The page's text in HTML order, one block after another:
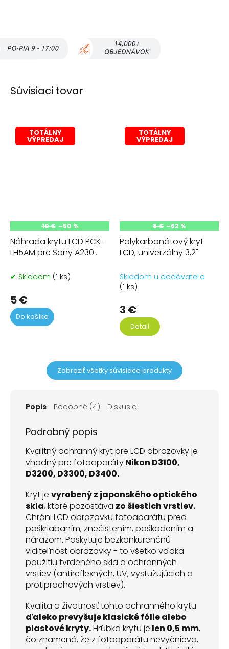
Súvisiaci tovar
TOTÁLNY
VÝPREDAJ
10 € –50 %
Náhrada krytu LCD PCK-
LH5AM pre Sony A230
✔ Skladom (1 ks)
5 €
Do košíka
TOTÁLNY
VÝPREDAJ
8 € –62 %
Polykarbonátový kryt
LCD, univerzálny 3,2"
Skladom u dodávateľa
(1 ks)
3 €
Detail
Zobraziť všetky súvisiace produkty
Popis Podobné (4) Diskusia
Podrobný popis
Kvalitný ochranný kryt pre LCD obrazovky je
vhodný pre fotoaparátyNikon D3100,
D3200, D3300, D3400.
Kryt je vyrobený z japonského optického
skla, ktoré pozostáva zo šiestich vrstiev.
Chráni LCD obrazovku fotoaparátu pred
poškriabaním, znečistením, poškodením a
nárazom. Poskytuje bezkonkurenčnú
viditeľnosť obrazovky - to všetko vďaka
použitiu tvrdeného skla a ochranných
vrstiev (antireflexných, UV, vystužujúcich a
protiprachových vrstiev).
Kvalita a životnosť tohto ochranného krytu
ďaleko prevyšuje klasické fólie alebo
plastové kryty.Hrúbka krytu je len 0,5 mm,
čo znamená, že z fotoaparátu nevyčnieva,